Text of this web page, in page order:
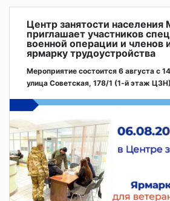
Центр занятости населения
приглашает участников
военной операции и членов
ярмарку трудоустройства
Мероприятие состоится 6 августа с
улица Советская, 178/1 (1‑й этаж